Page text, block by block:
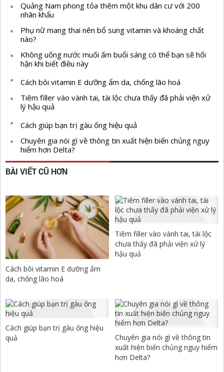
Quảng Nam phong tỏa thêm một khu dân cư với 200
nhân khẩu
Phụ nữ mang thai nên bổ sung vitamin và khoáng chất
nào?
Không uống nước muối ấm buổi sáng có thể bạn sẽ hối
hận khi biết điều này
Cách bôi vitamin E dưỡng ẩm da, chống lão hoá
Tiêm filler vào vành tai, tài lộc chưa thấy đã phải viện xử
lý hậu quả
Cách giúp bạn trị gàu ống hiệu quả
Chuyên gia nói gì về thông tin xuất hiện biến chủng nguy
hiểm hơn Delta?
BÀI VIẾT CŨ HƠN
Cách bôi vitamin E dưỡng ẩm
da, chống lão hoá
Tiêm filler vào vành tai, tài lộc
chưa thấy đã phải viện xử lý
hậu quả
Cách giúp bạn trị gàu ống hiệu
quả
Chuyên gia nói gì về thông tin
xuất hiện biến chủng nguy hiểm
hơn Delta?